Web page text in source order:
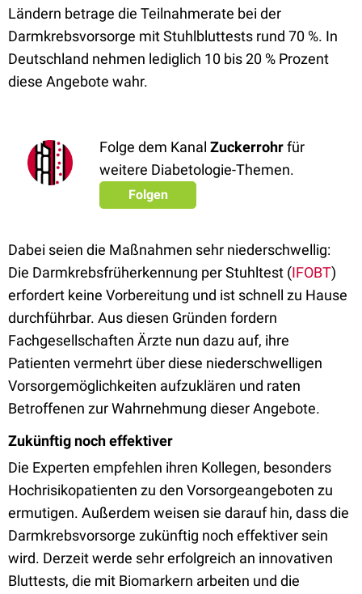
Ländern betrage die Teilnahmerate bei der
Darmkrebsvorsorge mit Stuhlbluttests rund 70 %. In
Deutschland nehmen lediglich 10 bis 20 % Prozent
diese Angebote wahr.
Folge dem Kanal Zuckerrohrfür
weitere Diabetologie-Themen.
Folgen
Dabei seien die Maßnahmen sehr niederschwellig:
Die Darmkrebsfrüherkennung per Stuhltest (IFOBT)
erfordert keine Vorbereitung und ist schnell zu Hause
durchführbar. Aus diesen Gründen fordern
Fachgesellschaften Ärzte nun dazu auf, ihre
Patienten vermehrt über diese niederschwelligen
Vorsorgemöglichkeiten aufzuklären und raten
Betroffenen zur Wahrnehmung dieser Angebote.
Zukünftig noch effektiver
Die Experten empfehlen ihren Kollegen, besonders
Hochrisikopatienten zu den Vorsorgeangeboten zu
ermutigen. Außerdem weisen sie darauf hin, dass die
Darmkrebsvorsorge zukünftig noch effektiver sein
wird. Derzeit werde sehr erfolgreich an innovativen
Bluttests, die mit Biomarkern arbeiten und die